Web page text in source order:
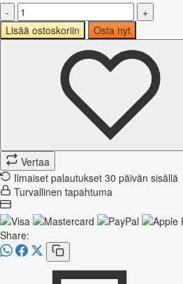
-
+
Lisää ostoskoriin
Osta nyt
Vertaa
Ilmaiset palautukset 30 päivän sisällä
Turvallinen tapahtuma
Share: